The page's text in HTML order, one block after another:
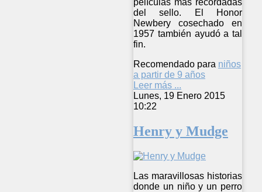
películas más recordadas
del sello. El Honor
Newbery cosechado en
1957 también ayudó a tal
fin.
Recomendado para niños
a partir de 9 años
Leer más ...
Lunes, 19 Enero 2015
10:22
Henry y Mudge
Las maravillosas historias
donde un niño y un perro